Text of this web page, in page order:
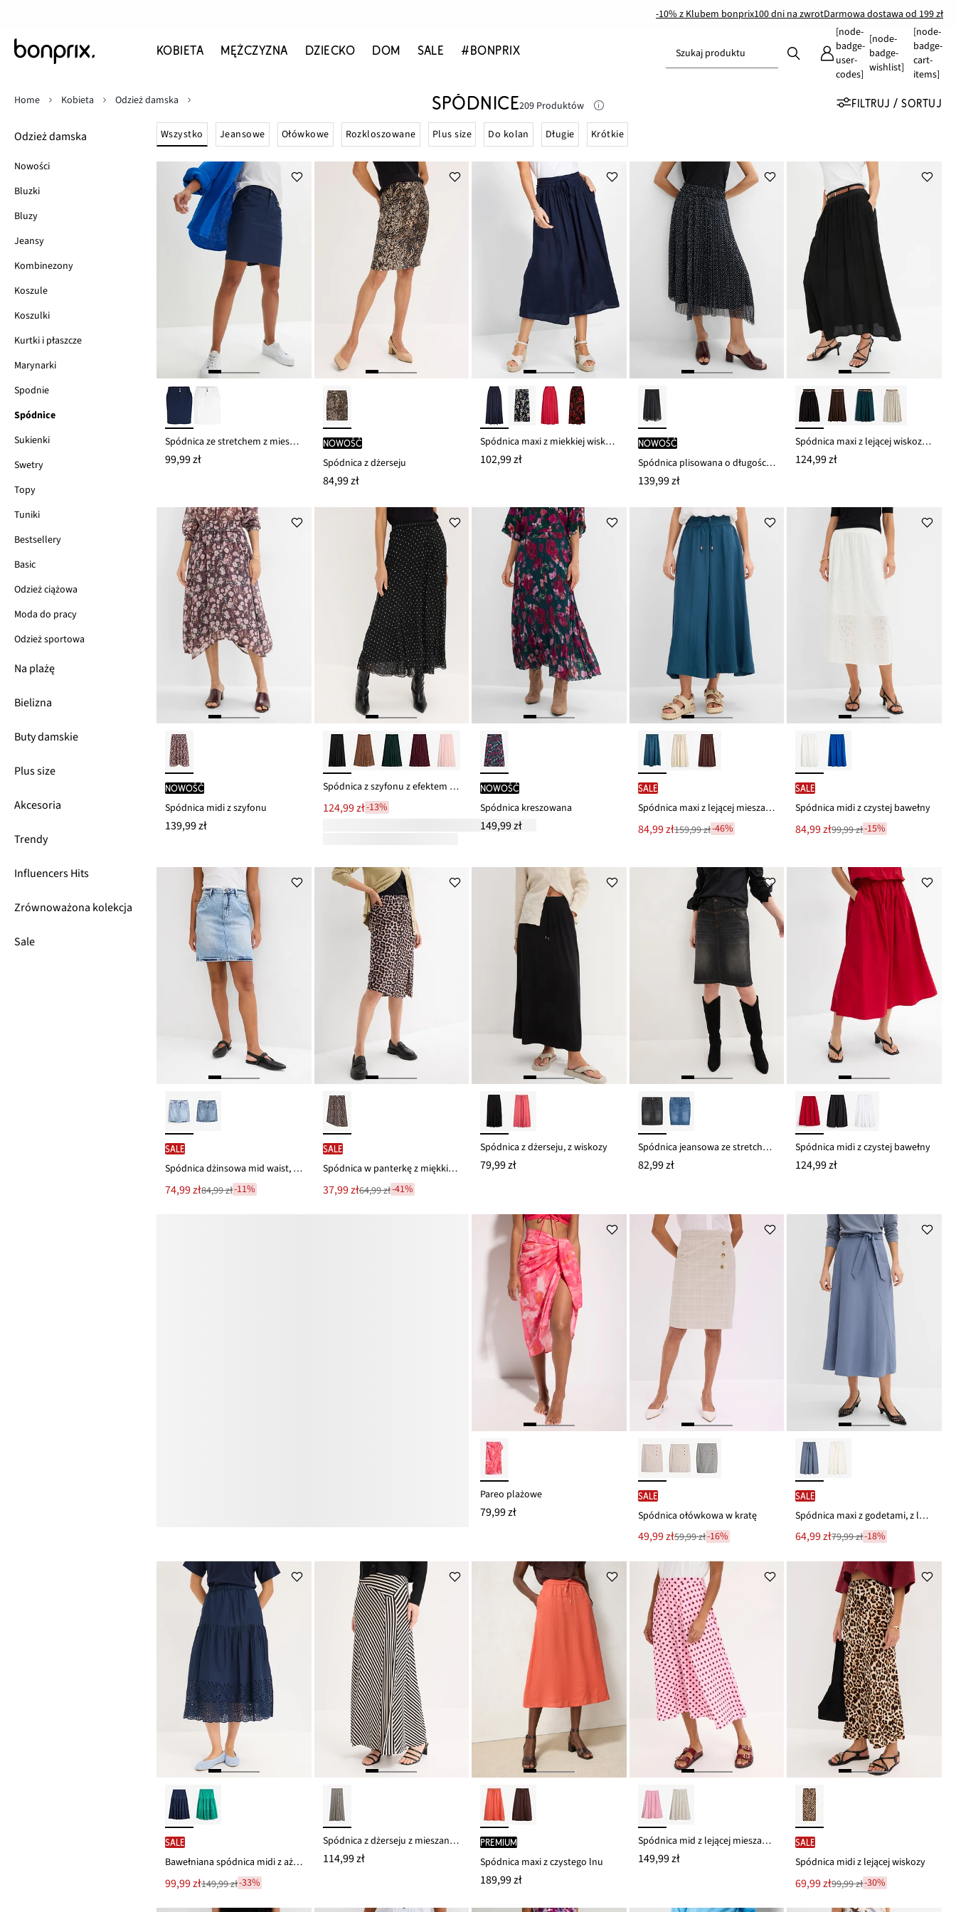
-10% z Klubem bonprix100 dni na zwrotDarmowa dostawa od 199 zł
KOBIETA MĘŻCZYZNA DZIECKO DOM SALE #BONPRIX Szukaj produktu
[node-
badge-
user-
codes]
[node-
badge-
wishlist]
[node-
badge-
cart-
items]
Odzież damska
Nowości
Bluzki
Bluzy
Jeansy
Kombinezony
Koszule
Koszulki
Kurtki i płaszcze
Marynarki
Spodnie
Spódnice
Sukienki
Swetry
Topy
Tuniki
Bestsellery
Basic
Odzież ciążowa
Moda do pracy
Odzież sportowa
Na plażę
Bielizna
Buty damskie
Plus size
Akcesoria
Trendy
Influencers Hits
Zrównoważona kolekcja
Sale
Home Kobieta Odzież damska SPÓDNICE209 Produktów FILTRUJ / SORTUJ
Wszystko Jeansowe Ołówkowe Rozkloszowane Plus size Do kolan Długie Krótkie
Spódnica ze stretchem z mieszanki bawełny
99,99 zł
nowość
Spódnica z dżerseju
84,99 zł
Spódnica maxi z miekkiej wiskozy z wygodnym ściągaczem w talii
102,99 zł
nowość
Spódnica plisowana o długości midi
139,99 zł
Spódnica maxi z lejącej wiskozy (zestaw 2-cz.)
124,99 zł
nowość
Spódnica midi z szyfonu
139,99 zł
Spódnica z szyfonu z efektem kreszowania
124,99 zł-13%
nowość
Spódnica kreszowana
149,99 zł
SALE
Spódnica maxi z lejącej mieszanki wiskozy
Nowa
cena
84,99 zł
Przeceniono
159,99 zł
159,99 zł-46%
SALE
Spódnica midi z czystej bawełny
Nowa
cena
84,99 zł
Przeceniono
99,99 zł
99,99 zł-15%
SALE
Spódnica dżinsowa mid waist, low stretch
Nowa
cena
74,99 zł
Przeceniono
84,99 zł-11%
SALE
Spódnica w panterkę z miękkiej wiskozy
Nowa
cena
37,99 zł
Przeceniono
64,99 zł-41%
Spódnica z dżerseju, z wiskozy
79,99 zł
Spódnica jeansowa ze stretchem
82,99 zł
Spódnica midi z czystej bawełny
124,99 zł
Pareo plażowe
79,99 zł
SALE
Spódnica ołówkowa w kratę
Nowa
cena
to
49,99 zł
Przeceniono
ceny
59,99 zł
59,99 zł-16%
SALE
Spódnica maxi z godetami, z lyocellu
Nowa
cena
to
64,99 zł
Przeceniono
79,99 zł-18%
SALE
Bawełniana spódnica midi z ażurowym haftem
Nowa
cena
to
99,99 zł
Przeceniono
149,99 zł-33%
Spódnica z dżerseju z mieszanki wiskozy
114,99 zł
PREMIUM
Spódnica maxi z czystego lnu
189,99 zł
Spódnica mid z lejącej mieszanki wiskozy
149,99 zł
SALE
Spódnica midi z lejącej wiskozy
Nowa
cena
to
69,99 zł
Przeceniono
99,99 zł-30%